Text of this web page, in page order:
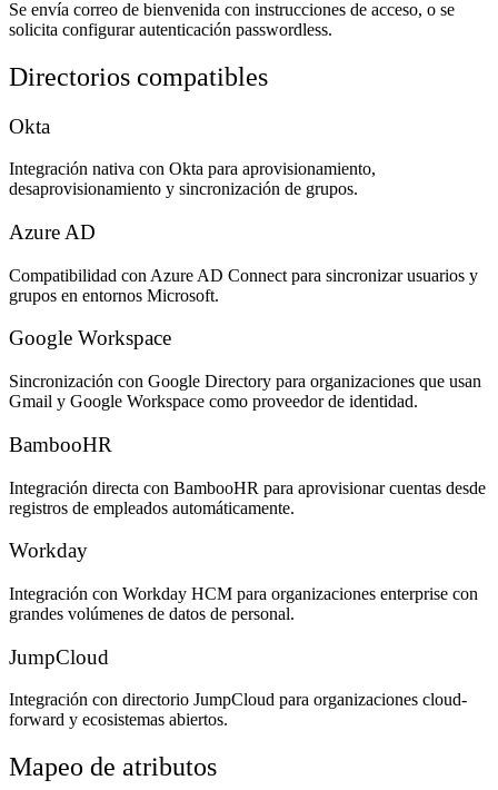
Se envía correo de bienvenida con instrucciones de acceso, o se
solicita configurar autenticación passwordless.
Directorios compatibles
Okta
Integración nativa con Okta para aprovisionamiento,
desaprovisionamiento y sincronización de grupos.
Azure AD
Compatibilidad con Azure AD Connect para sincronizar usuarios y
grupos en entornos Microsoft.
Google Workspace
Sincronización con Google Directory para organizaciones que usan
Gmail y Google Workspace como proveedor de identidad.
BambooHR
Integración directa con BambooHR para aprovisionar cuentas desde
registros de empleados automáticamente.
Workday
Integración con Workday HCM para organizaciones enterprise con
grandes volúmenes de datos de personal.
JumpCloud
Integración con directorio JumpCloud para organizaciones cloud-
forward y ecosistemas abiertos.
Mapeo de atributos